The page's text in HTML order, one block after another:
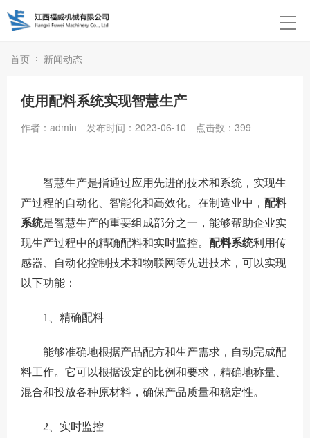
首页 新闻动态
使用配料系统实现智慧生产
作者：admin 发布时间：2023-06-10 点击数： 399
智慧生产是指通过应用先进的技术和系统，实现生
产过程的自动化、智能化和高效化。在制造业中， 配料
系统是智慧生产的重要组成部分之一，能够帮助企业实
现生产过程中的精确配料和实时监控。 配料系统利用传
感器、自动化控制技术和物联网等先进技术，可以实现
以下功能：
1、精确配料
能够准确地根据产品配方和生产需求，自动完成配
料工作。它可以根据设定的比例和要求，精确地称量、
混合和投放各种原材料，确保产品质量和稳定性。
2、实时监控